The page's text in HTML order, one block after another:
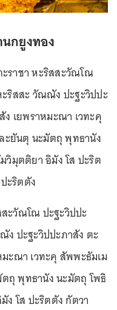
กยูงทอง
ราชา หะริสสะวัณโณ
ริสสะ วัณณัง ปะฐะวิปปะ
เยพราหมะณา เวทะคุ
ะยันตุ นะมัตถุ พุทธานัง
วิมุตติยา อิมัง โส ปะริต
ะริตตัง
ะวัณโณ ปะฐะวิปปะ
ง ปะฐะวิปปะภาสัง ตะ
ะณา เวทะคุ สัพพะธัมเม
ตถุ พุทธานัง นะมัตถุ โพธิ
ง โส ปะริตตัง กัตวา